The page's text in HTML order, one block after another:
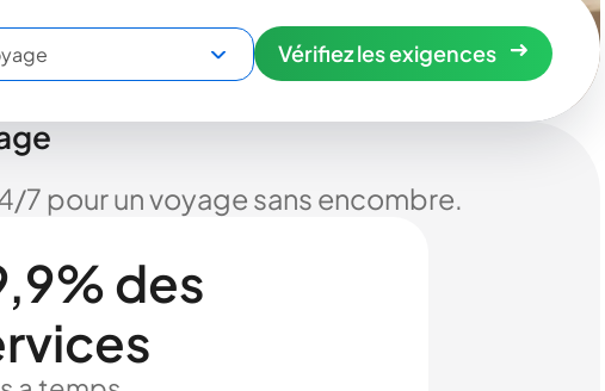
Vérifiez les exigences
7 pour un voyage sans encombre.
des